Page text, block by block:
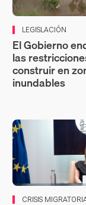
LEGISLACIÓN
El Gobierno
las
construir en
inundables
CRISIS